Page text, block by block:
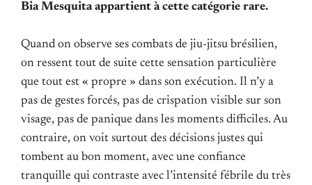
Bia Mesquita appartient à cette catégorie rare.
Quand on observe ses combats de jiu-jitsu brésilien,
on ressent tout de suite cette sensation particulière
que tout est « propre » dans son exécution. Il n’y a
pas de gestes forcés, pas de crispation visible sur son
visage, pas de panique dans les moments difficiles. Au
contraire, on voit surtout des décisions justes qui
tombent au bon moment, avec une confiance
tranquille qui contraste avec l’intensité fébrile du très